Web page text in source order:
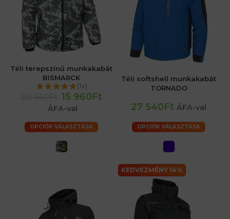
Téli terepszínű munkakabát
BISMARCK
(1x)
15 960Ft
ÁFA-val
OPCIÓK VÁLASZTÁSA
Téli softshell munkakabát
TORNADO
27 540Ft ÁFA-val
OPCIÓK VÁLASZTÁSA
KEDVEZMÉNY 14%